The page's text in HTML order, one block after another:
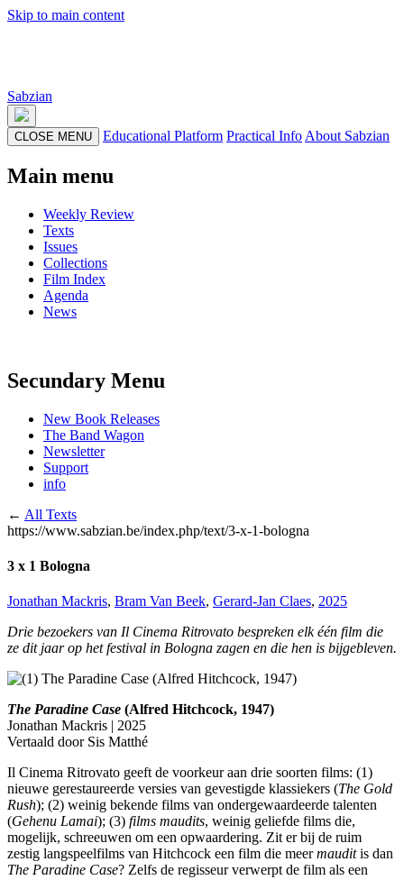
Skip to main content
Sabzian
CLOSE MENU Educational Platform Practical Info About Sabzian
Main menu
Weekly Review
Texts
Issues
Collections
Film Index
Agenda
News
Secundary Menu
New Book Releases
The Band Wagon
Newsletter
Support
info
← All Texts
https://www.sabzian.be/index.php/text/3-x-1-bologna
3 x 1 Bologna
Jonathan Mackris, Bram Van Beek, Gerard-Jan Claes, 2025
Drie bezoekers van Il Cinema Ritrovato bespreken elk één film die
ze dit jaar op het festival in Bologna zagen en die hen is bijgebleven.
The Paradine Case (Alfred Hitchcock, 1947)
Jonathan Mackris | 2025
Vertaald door Sis Matthé
Il Cinema Ritrovato geeft de voorkeur aan drie soorten films: (1)
nieuwe gerestaureerde versies van gevestigde klassiekers (The Gold
Rush); (2) weinig bekende films van ondergewaardeerde talenten
(Gehenu Lamai); (3) films maudits, weinig geliefde films die,
mogelijk, schreeuwen om een opwaardering. Zit er bij de ruim
zestig langspeelfilms van Hitchcock een film die meermauditis dan
The Paradine Case? Zelfs de regisseur verwerpt de film als een